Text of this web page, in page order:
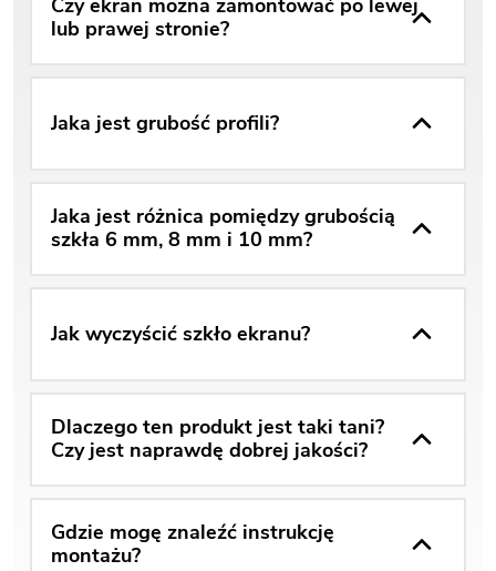
Czy ekran można zamontować po lewej
lub prawej stronie?
Jaka jest grubość profili?
Jaka jest różnica pomiędzy grubością
szkła 6 mm, 8 mm i 10 mm?
Jak wyczyścić szkło ekranu?
Dlaczego ten produkt jest taki tani?
Czy jest naprawdę dobrej jakości?
Gdzie mogę znaleźć instrukcję
montażu?